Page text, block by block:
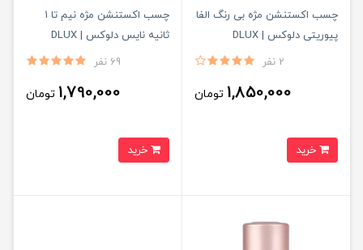
چسب اکستنشن مژه بی رنگ الفا
پیوریتی دلوکس | DLUX
Professional
2 نفر
1,850,000 تومان
چسب اکستنشن مژه نیم تا 1
ثانیه نایس دلوکس | DLUX
PROFESSIONAL
69 نفر
1,790,000 تومان